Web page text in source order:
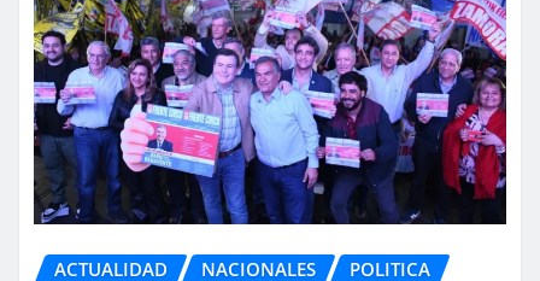
ACTUALIDAD NACIONALES POLITICA